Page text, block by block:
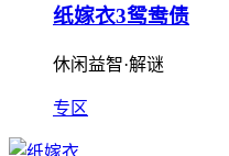
纸嫁衣3鸳鸯债
休闲益智·解谜
专区